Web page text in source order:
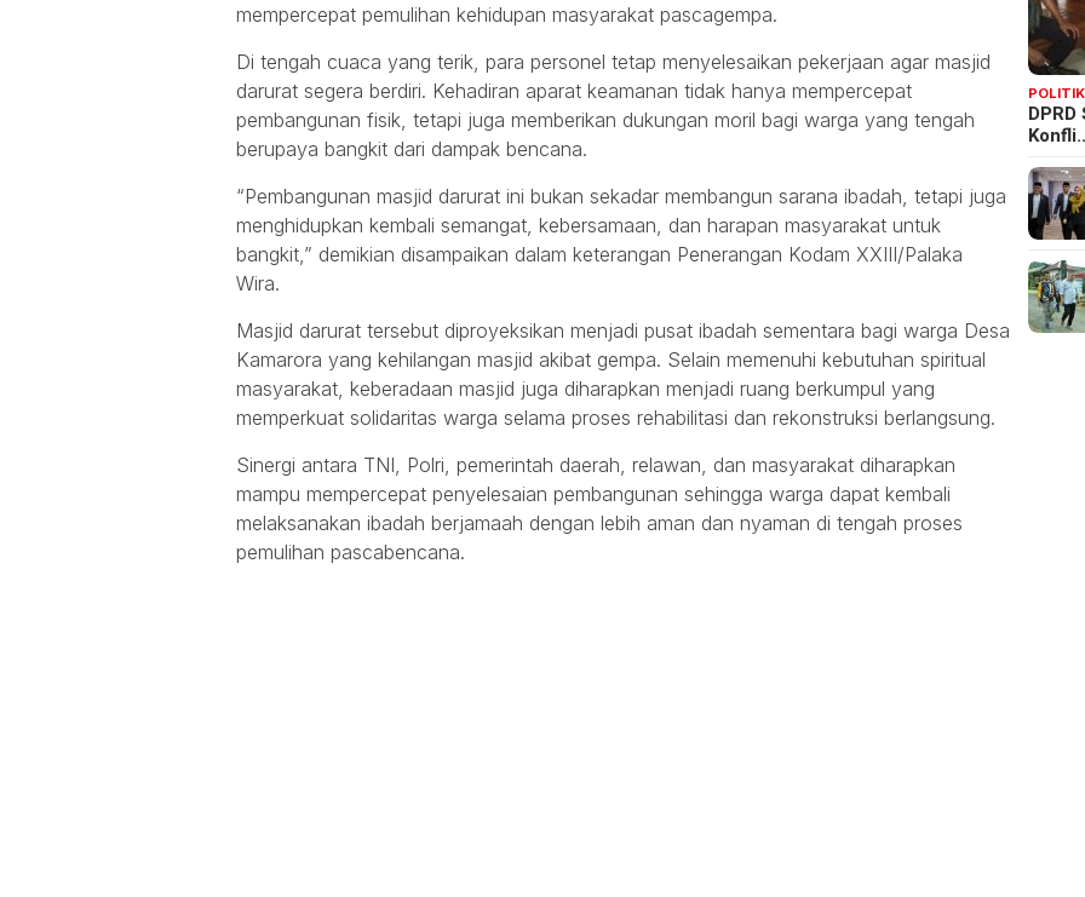
mempercepat pemulihan kehidupan masyarakat pascagempa.
Di tengah cuaca yang terik, para personel tetap menyelesaikan pekerjaan agar masjid
darurat segera berdiri. Kehadiran aparat keamanan tidak hanya mempercepat
pembangunan fisik, tetapi juga memberikan dukungan moril bagi warga yang tengah
berupaya bangkit dari dampak bencana.
“Pembangunan masjid darurat ini bukan sekadar membangun sarana ibadah, tetapi juga
menghidupkan kembali semangat, kebersamaan, dan harapan masyarakat untuk
bangkit,” demikian disampaikan dalam keterangan Penerangan Kodam XXIII/Palaka
Wira.
Masjid darurat tersebut diproyeksikan menjadi pusat ibadah sementara bagi warga Desa
Kamarora yang kehilangan masjid akibat gempa. Selain memenuhi kebutuhan spiritual
masyarakat, keberadaan masjid juga diharapkan menjadi ruang berkumpul yang
memperkuat solidaritas warga selama proses rehabilitasi dan rekonstruksi berlangsung.
Sinergi antara TNI, Polri, pemerintah daerah, relawan, dan masyarakat diharapkan
mampu mempercepat penyelesaian pembangunan sehingga warga dapat kembali
melaksanakan ibadah berjamaah dengan lebih aman dan nyaman di tengah proses
pemulihan pascabencana.
POLITIK